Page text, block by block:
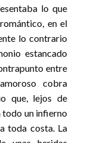
lo que
en el
lo contrario
estancado
entre
cobra
que, lejos de
todo un infierno
toda costa. La